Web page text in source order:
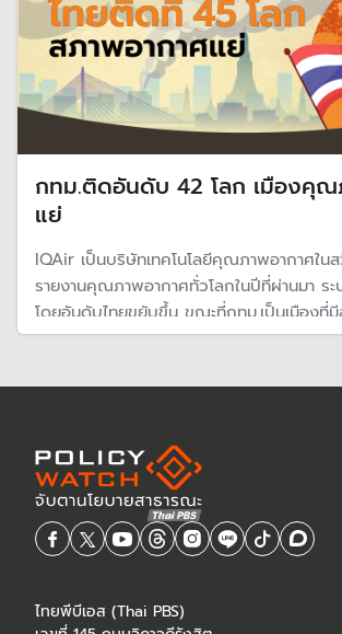
กทม.ติดอันดับ 42 โลก เมืองคุณ
แย่
IQAir เป็นบริษัทเทคโนโลยีคุณภาพอากาศใน
รายงานคุณภาพอากาศทั่วโลกในปีที่ผ่านมา ระ
โดยอันดับไทยขยับขึ้น ขณะที่กทม.เป็นเมืองที่
แย่อันดับ 42 ของโลก แแต่เชียงใหม่ครองแ
ไทยพีบีเอส (Thai PBS)